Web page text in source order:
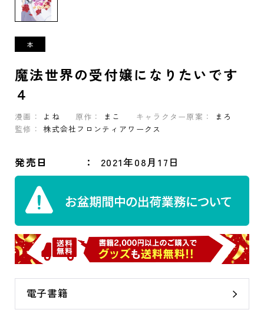
魔法世界の受付嬢になりたいです
４
漫画： よね 原作： まこ キャラクター原案：
まろ
監修：
株式会社フロンティアワークス
発売日 2021年08月17日
電子書籍